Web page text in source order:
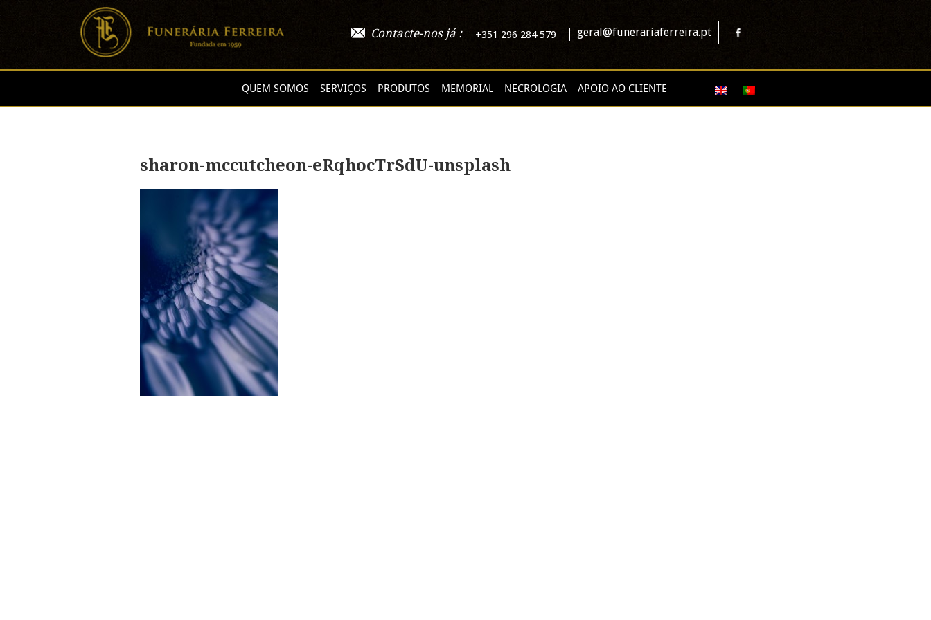
Contacte-nos já : +351 296 284 579 geral@funerariaferreira.pt
QUEM SOMOS SERVIÇOS PRODUTOS MEMORIAL NECROLOGIA APOIO AO CLIENTE
sharon-mccutcheon-eRqhocTrSdU-unsplash